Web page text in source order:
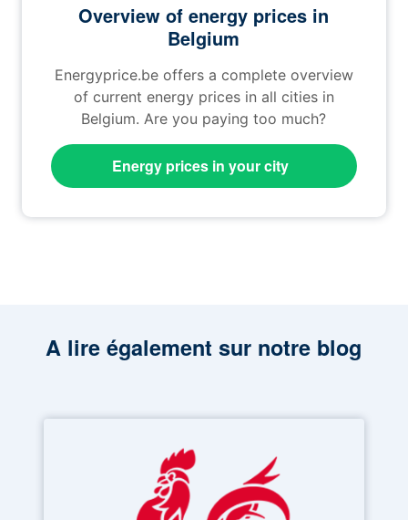
Overview of energy prices in
Belgium
Energyprice.be offers a complete overview
of current energy prices in all cities in
Belgium. Are you paying too much?
Energy prices in your city
A lire également sur notre blog